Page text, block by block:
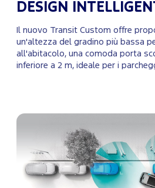
DESIGN
Il nuovo Transit Custom offre
un'altezza del gradino più bassa
all'abitacolo, una comoda porta
inferiore a 2 m, ideale per i